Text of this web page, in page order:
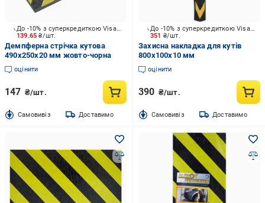
139.65₴/шт.
До -10% з суперкредиткою Visa Вигода
Демпферна стрічка кутова
490x250x20 мм жовто-чорна
оцінити
147 ₴/шт.
Cамовивіз Доставимо
351 ₴/шт.
До -10% з суперкредиткою Visa Вигода
Захисна накладка для кутів
800х100х10 мм
оцінити
390 ₴/шт.
Cамовивіз Доставимо